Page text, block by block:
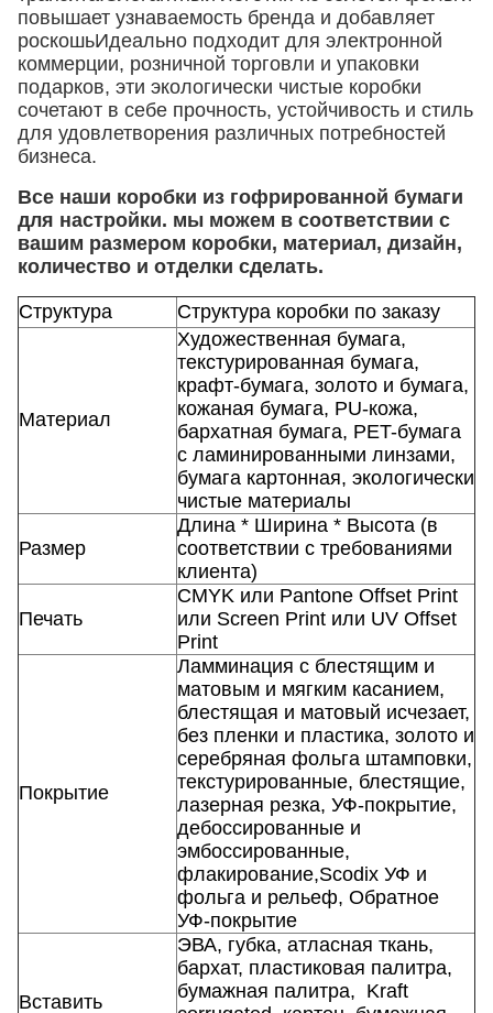
повышает узнаваемость бренда и добавляет
роскошьИдеально подходит для электронной
коммерции, розничной торговли и упаковки
подарков, эти экологически чистые коробки
сочетают в себе прочность, устойчивость и стиль
для удовлетворения различных потребностей
бизнеса.
Все наши коробки из гофрированной бумаги
для настройки. мы можем в соответствии с
вашим размером коробки, материал, дизайн,
количество и отделки сделать.
Структура Структура коробки по заказу
Материал
Художественная бумага,
текстурированная бумага,
крафт-бумага, золото и бумага,
кожаная бумага, PU-кожа,
бархатная бумага, PET-бумага
с ламинированными линзами,
бумага картонная, экологически
чистые материалы
Размер
Длина * Ширина * Высота (в
соответствии с требованиями
клиента)
Печать
CMYK или Pantone Offset Print
или Screen Print или UV Offset
Print
Покрытие
Ламминация с блестящим и
матовым и мягким касанием,
блестящая и матовый исчезает,
без пленки и пластика, золото и
серебряная фольга штамповки,
текстурированные, блестящие,
лазерная резка, УФ-покрытие,
дебоссированные и
эмбоссированные,
флакирование,Scodix УФ и
фольга и рельеф, Обратное
УФ-покрытие
Вставить
ЭВА, губка, атласная ткань,
бархат, пластиковая палитра,
бумажная палитра, Kraft